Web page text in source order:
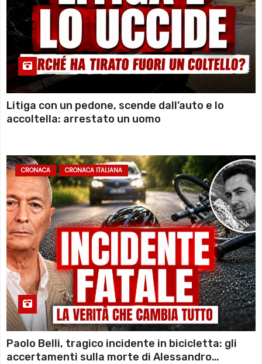
Litiga con un pedone, scende dall’auto e lo
accoltella: arrestato un uomo
CRONACA CRONACA ITALIANA
Paolo Belli, tragico incidente in bicicletta: gli
accertamenti sulla morte di Alessandro